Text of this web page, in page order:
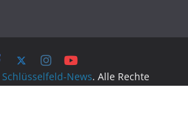
Schlüsselfeld-News. Alle Rechte